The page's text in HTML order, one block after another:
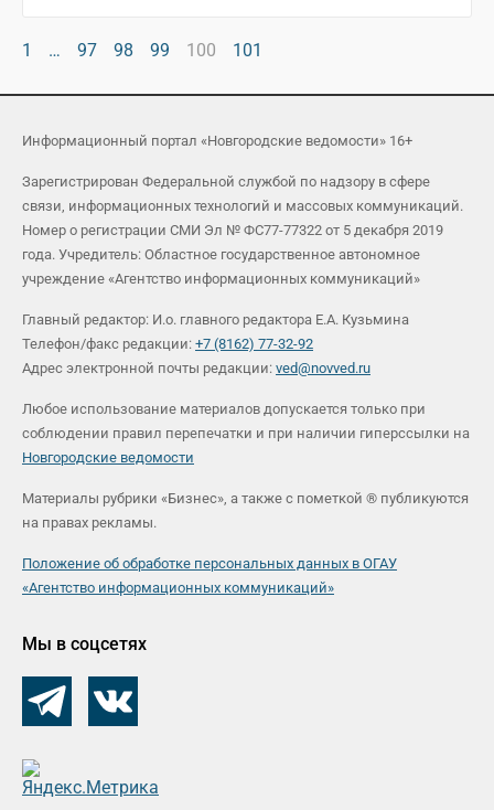
1 … 97 98 99 100 101
Информационный портал «Новгородские ведомости» 16+
Зарегистрирован Федеральной службой по надзору в сфере
связи, информационных технологий и массовых коммуникаций.
Номер о регистрации СМИ Эл № ФС77-77322 от 5 декабря 2019
года. Учредитель: Областное государственное автономное
учреждение «Агентство информационных коммуникаций»
Главный редактор: И.о. главного редактора Е.А. Кузьмина
Телефон/факс редакции: +7 (8162) 77-32-92
Адрес электронной почты редакции: ved@novved.ru
Любое использование материалов допускается только при
соблюдении правил перепечатки и при наличии гиперссылки на
Новгородские ведомости
Материалы рубрики «Бизнес», а также с пометкой ® публикуются
на правах рекламы.
Положение об обработке персональных данных в ОГАУ
«Агентство информационных коммуникаций»
Мы в соцсетях